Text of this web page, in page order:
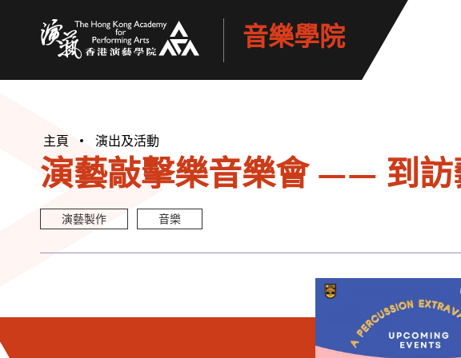
音樂學院
主頁 演出及活動
演藝敲擊樂音樂會 —— 到訪
演藝製作 音樂